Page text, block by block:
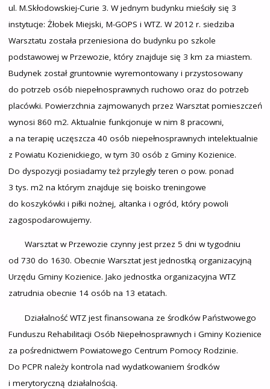
ul. M.Skłodowskiej-Curie 3. W jednym budynku mieściły się 3
instytucje: Żłobek Miejski, M-GOPS i WTZ. W 2012 r. siedziba
Warsztatu została przeniesiona do budynku po szkole
podstawowej w Przewozie, który znajduje się 3 km za miastem.
Budynek został gruntownie wyremontowany i przystosowany
do potrzeb osób niepełnosprawnych ruchowo oraz do potrzeb
placówki. Powierzchnia zajmowanych przez Warsztat pomieszczeń
wynosi 860 m2. Aktualnie funkcjonuje w nim 8 pracowni,
a na terapię uczęszcza 40 osób niepełnosprawnych intelektualnie
z Powiatu Kozienickiego, w tym 30 osób z Gminy Kozienice.
Do dyspozycji posiadamy też przyległy teren o pow. ponad
3 tys. m2 na którym znajduje się boisko treningowe
do koszykówki i piłki nożnej, altanka i ogród, który powoli
zagospodarowujemy.
Warsztat w Przewozie czynny jest przez 5 dni w tygodniu
od 730 do 1630. Obecnie Warsztat jest jednostką organizacyjną
Urzędu Gminy Kozienice. Jako jednostka organizacyjna WTZ
zatrudnia obecnie 14 osób na 13 etatach.
Działalność WTZ jest finansowana ze środków Państwowego
Funduszu Rehabilitacji Osób Niepełnosprawnych i Gminy Kozienice
za pośrednictwem Powiatowego Centrum Pomocy Rodzinie.
Do PCPR należy kontrola nad wydatkowaniem środków
i merytoryczną działalnością.